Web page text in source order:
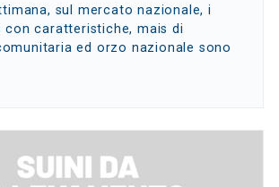
sul mercato nazionale, i
con caratteristiche, mais di
ed orzo nazionale sono